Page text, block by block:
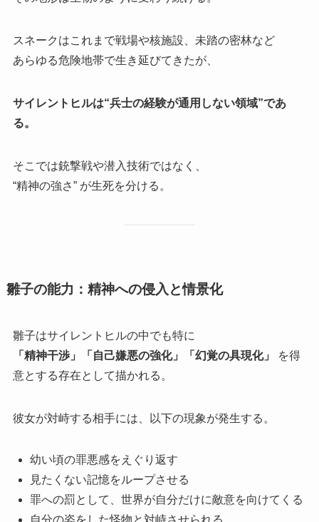
スネークはこれまで戦場や核施設、未踏の密林など
あらゆる危険地帯で生き延びてきたが、
サイレントヒルは“兵士の経験が通用しない領域”であ
る。
そこでは銃撃戦や潜入技術ではなく、
“精神の強さ” が生死を分ける。
雛子の能力：精神への侵入と情景化
雛子はサイレントヒルの中でも特に
「精神干渉」「自己嫌悪の強化」「幻覚の具現化」
を得
意とする存在として描かれる。
彼女が対峙する相手には、以下の現象が発生する。
幼い頃の罪悪感をえぐり返す
見たくない記憶をループさせる
罪への罰として、世界が自分だけに敵意を向けてくる